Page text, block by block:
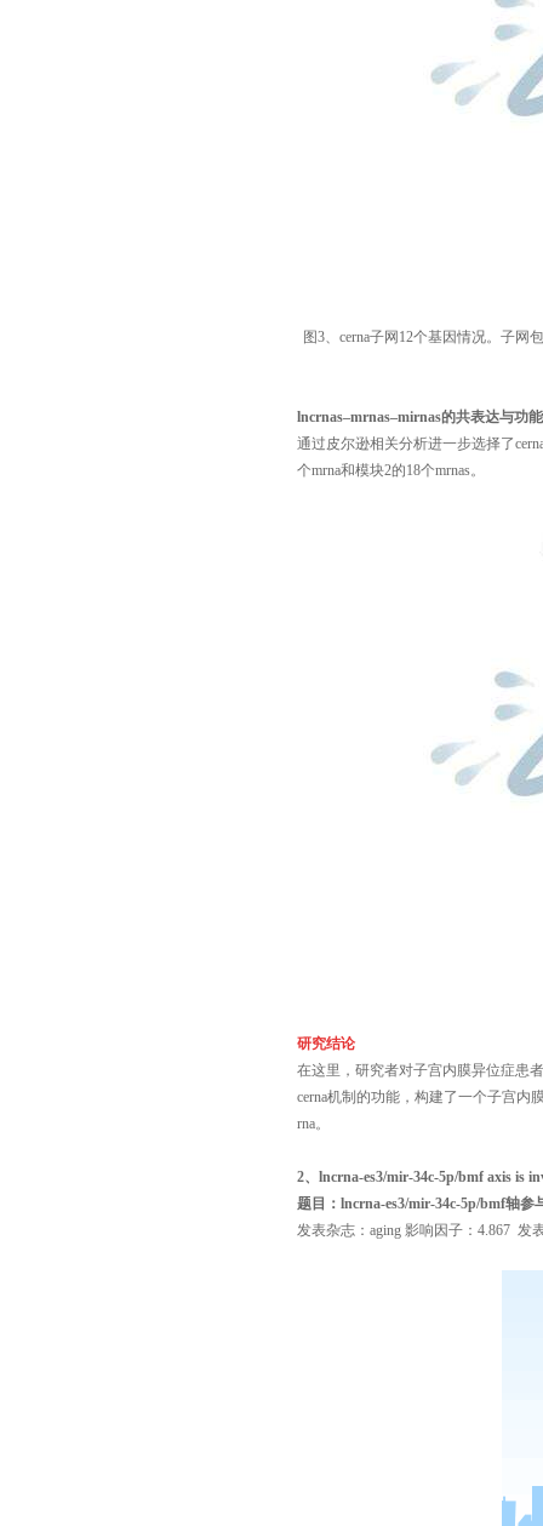
图3、cerna子网12个基因情况。子网
lncrnas–mrnas–mirnas的共表达与功
通过皮尔逊相关分析进一步选择了
个mrna和模块2的18个mrnas。
研究结论
在这里，研究者对子宫内膜异位症患
cerna机制的功能，构建了一个子宫内
rna。
2、lncrna-es3/mir-34c-5p/bmf axis is
题目： lncrna-es3/mir-34c-5p/bmf轴
发表杂志：aging 影响因子： 4.867 发